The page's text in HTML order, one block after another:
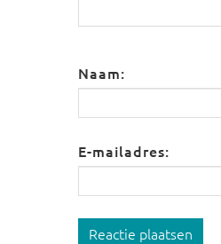
Naam:
E-mailadres:
Reactie plaatsen